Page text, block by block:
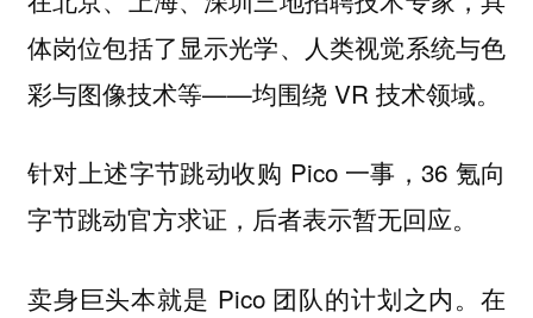
体岗位包括了显示光学、人类视觉系统与色
彩与图像技术等——均围绕 VR 技术领域。
针对上述字节跳动收购 Pico 一事，36 氪向
字节跳动官方求证，后者表示暂无回应。
卖身巨头本就是 Pico 团队的计划之内。在